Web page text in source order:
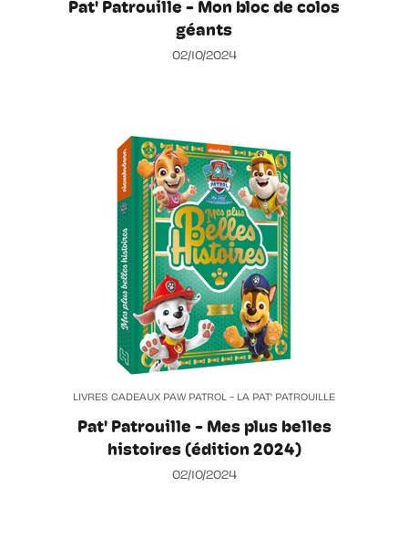
Pat' Patrouille - Mon bloc de colos
géants
02/10/2024
LIVRES CADEAUX PAW PATROL - LA PAT' PATROUILLE
Pat' Patrouille - Mes plus belles
histoires (édition 2024)
02/10/2024